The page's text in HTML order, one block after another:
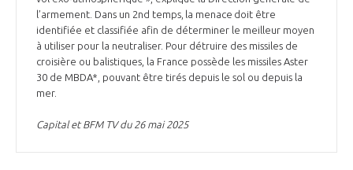
l’armement. Dans un 2nd temps, la menace doit être
identifiée et classifiée afin de déterminer le meilleur moyen
à utiliser pour la neutraliser. Pour détruire des missiles de
croisière ou balistiques, la France possède les missiles Aster
30 de MBDA*, pouvant être tirés depuis le sol ou depuis la
mer.
Capital et BFM TV du 26 mai 2025